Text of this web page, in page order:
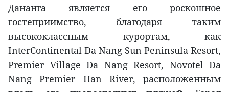
Дананга является его роскошное
гостеприимство, благодаря таким
высококлассным курортам, как
InterContinental Da Nang Sun Peninsula Resort,
Premier Village Da Nang Resort, Novotel Da
Nang Premier Han River, расположенным